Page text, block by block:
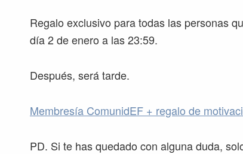
Regalo exclusivo para todas las personas
día 2 de enero a las 23:59.
Después, será tarde.
Membresía ComunidEF + regalo de
PD. Si te has quedado con alguna duda,